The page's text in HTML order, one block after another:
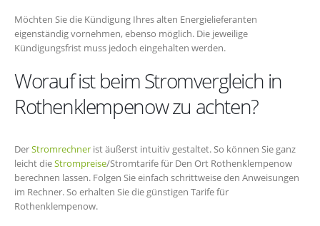
Möchten Sie die Kündigung Ihres alten Energielieferanten
eigenständig vornehmen, ebenso möglich. Die jeweilige
Kündigungsfrist muss jedoch eingehalten werden.
Worauf ist beim Stromvergleich in
Rothenklempenow zu achten?
DerStromrechner ist äußerst intuitiv gestaltet. So können Sie ganz
leicht dieStrompreise/Stromtarife für Den Ort Rothenklempenow
berechnen lassen. Folgen Sie einfach schrittweise den Anweisungen
im Rechner. So erhalten Sie die günstigen Tarife für
Rothenklempenow.